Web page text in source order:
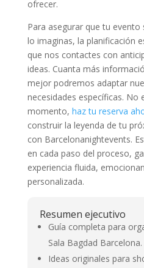
ofrecer.
Para asegurar que tu
lo imaginas, la planificación
que nos contactes con
ideas. Cuanta más
mejor podremos adaptar
necesidades específicas. No
momento, haz tu reserva
construir la leyenda de tu
con Barcelonanightevents.
en cada paso del proceso,
experiencia fluida,
personalizada.
Resumen ejecutivo
Guía completa para
Sala Bagdad Barcelona.
Ideas originales para